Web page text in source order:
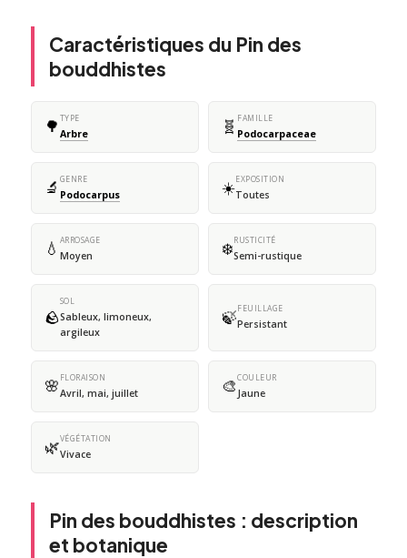
Caractéristiques du Pin des
bouddhistes
🌳 TYPE
Arbre 🧬 FAMILLE
Podocarpaceae
🔬 GENRE
Podocarpus ☀️EXPOSITION
Toutes
💧 ARROSAGE
Moyen ❄️RUSTICITÉ
Semi-rustique
🪨
SOL
Sableux, limoneux,
argileux
🍃FEUILLAGE
Persistant
🌸 FLORAISON
Avril, mai, juillet 🎨COULEUR
Jaune
🌿VÉGÉTATION
Vivace
Pin des bouddhistes : description
et botanique